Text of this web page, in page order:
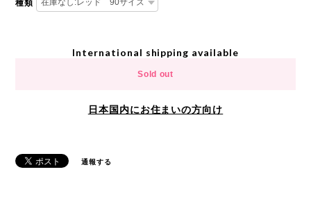
種類
International shipping available
Sold out
日本国内にお住まいの方向け
通報する